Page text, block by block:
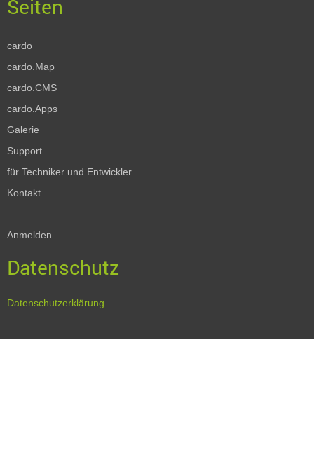
cardo
cardo.Map
cardo.CMS
cardo.Apps
Galerie
Support
für Techniker und Entwickler
Kontakt
Anmelden
Datenschutz
Datenschutzerklärung